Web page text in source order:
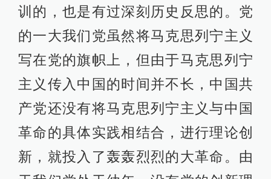
训的，也是有过深刻历史反思的。党
的一大我们党虽然将马克思列宁主义
写在党的旗帜上，但由于马克思列宁
主义传入中国的时间并不长，中国共
产党还没有将马克思列宁主义与中国
革命的具体实践相结合，进行理论创
新，就投入了轰轰烈烈的大革命。由